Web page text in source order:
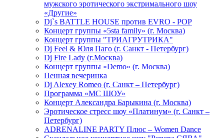
мужского эротического экстримального шоу
«Другие»
Dj`s BATTLE HOUSE против EVRO - POP
Концерт группы «5sta family» (г. Москва)
Концерт группы "ТРИАГРУТРИКА"
Dj Feel & Юля Паго (г. Санкт - Петербург)
Dj Fire Lady (г.Москва)
Концерт группы «Demo» (г. Москва)
Пенная вечеринка
Dj Alexey Romeo (г. Санкт – Петербург)
Программа «МС ШОУ»
Концерт Александра Барыкина (г. Москва)
Эротическое стресс шоу «Платинум» (г. Санкт –
Петербург)
ADRENALINE PARTY Плюс – Women Dance